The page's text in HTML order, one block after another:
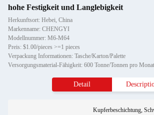
hohe Festigkeit und Langlebigkeit
Herkunftsort: Hebei, China
Markenname: CHENGYI
Modellnummer: M6-M64
Preis: $1.00/pieces >=1 pieces
Verpackung Informationen: Tasche/Karton/Palette
Versorgungsmaterial-Fähigkeit: 600 Tonne/Tonnen pro Monat
Detail
Kupferbeschichtung,